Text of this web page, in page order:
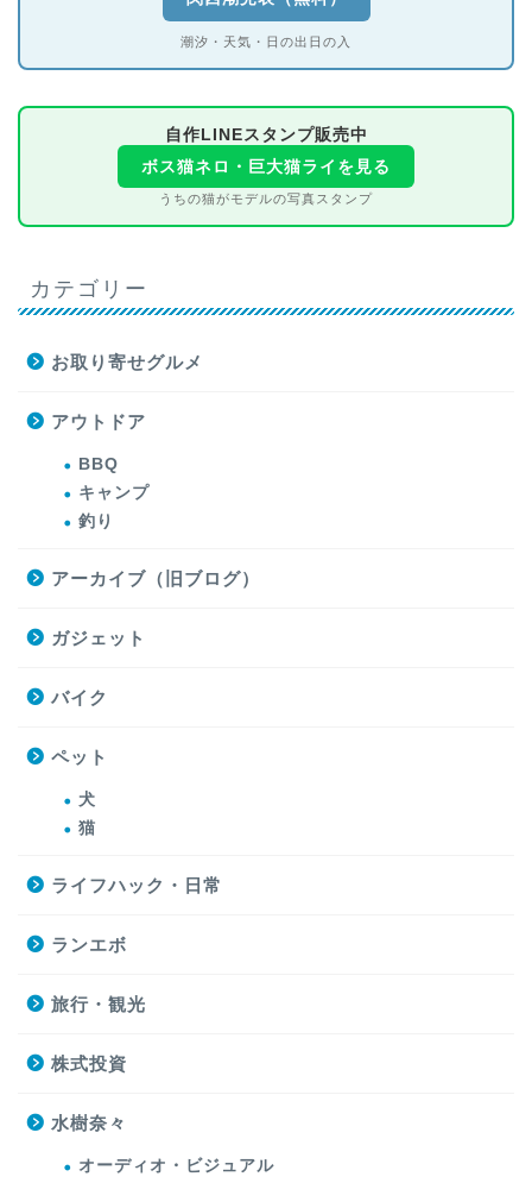
潮汐・天気・日の出日の入
自作LINEスタンプ販売中
ボス猫ネロ・巨大猫ライを見る
うちの猫がモデルの写真スタンプ
カテゴリー
お取り寄せグルメ
アウトドア
BBQ
キャンプ
釣り
アーカイブ（旧ブログ）
ガジェット
バイク
ペット
犬
猫
ライフハック・日常
ランエボ
旅行・観光
株式投資
水樹奈々
オーディオ・ビジュアル